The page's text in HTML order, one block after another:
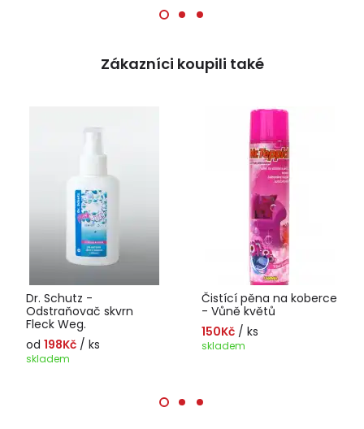
Zákazníci koupili také
Dr. Schutz -
Odstraňovač skvrn
Fleck Weg.
od 198Kč / ks
skladem
Čistící pěna na koberce
- Vůně květů
150Kč / ks
skladem